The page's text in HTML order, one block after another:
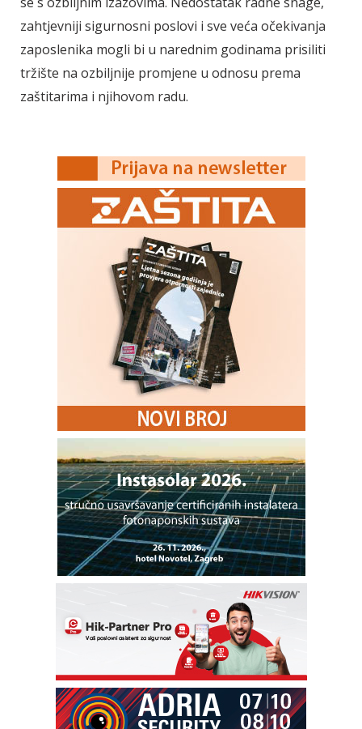
zahtjevniji sigurnosni poslovi i sve veća očekivanja
zaposlenika mogli bi u narednim godinama prisiliti
tržište na ozbiljnije promjene u odnosu prema
zaštitarima i njihovom radu.